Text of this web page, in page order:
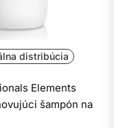
distribúcia
Elements
šampón na